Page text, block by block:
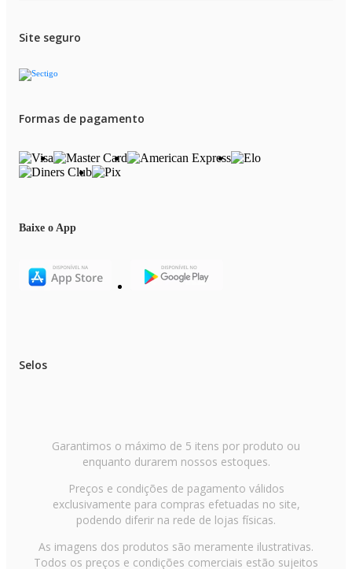
Site seguro
Formas de pagamento
Baixe o App
Selos
Garantimos o máximo de 5 itens por produto ou
enquanto durarem nossos estoques.
Preços e condições de pagamento válidos
exclusivamente para compras efetuadas no site,
podendo diferir na rede de lojas físicas.
As imagens dos produtos são meramente ilustrativas.
Todos os preços e condições comerciais estão sujeitos